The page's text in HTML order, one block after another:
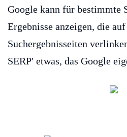
Google kann für bestimmte
Ergebnisse anzeigen, die
Suchergebnisseiten
SERP' etwas, das Google